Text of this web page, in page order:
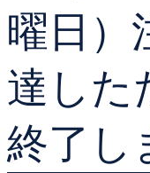
曜日）
達した
終了し